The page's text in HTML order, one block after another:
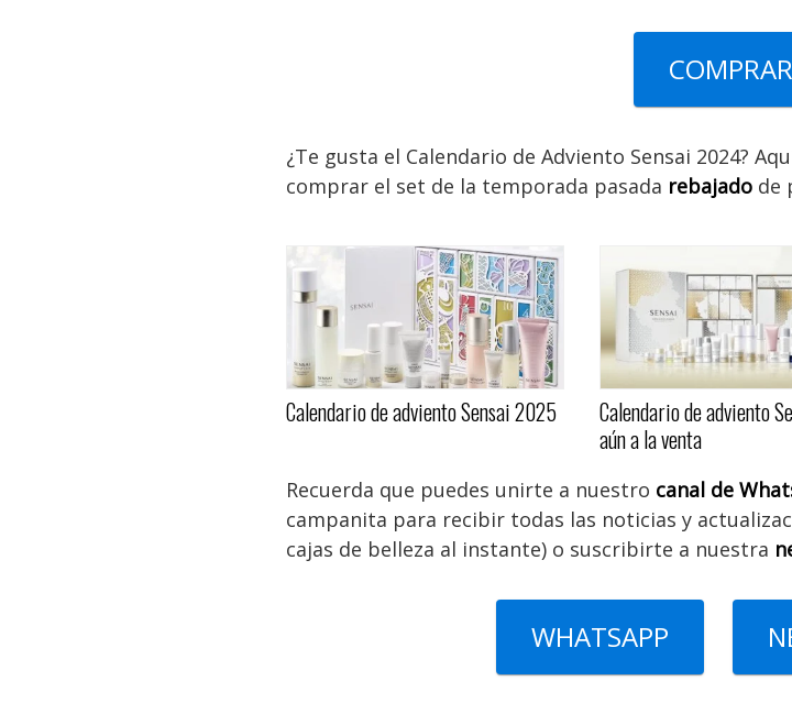
COMPRAR
¿Te gusta el Calendario de Adviento Sensai 2024?
comprar el set de la temporada pasada rebajado de
Calendario de adviento Sensai 2025
Calendario de adviento
aún a la venta
Recuerda que puedes unirte a nuestro canal de
campanita para recibir todas las noticias y
cajas de belleza al instante) o suscribirte a nuestra
WHATSAPP